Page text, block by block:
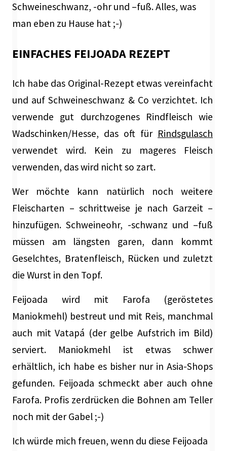
Schweineschwanz, -ohr und –fuß. Alles, was
man eben zu Hause hat ;-)
EINFACHES FEIJOADA REZEPT
Ich habe das Original-Rezept etwas vereinfacht
und auf Schweineschwanz & Co verzichtet. Ich
verwende gut durchzogenes Rindfleisch wie
Wadschinken/Hesse, das oft für Rindsgulasch
verwendet wird. Kein zu mageres Fleisch
verwenden, das wird nicht so zart.
Wer möchte kann natürlich noch weitere
Fleischarten – schrittweise je nach Garzeit –
hinzufügen. Schweineohr, -schwanz und –fuß
müssen am längsten garen, dann kommt
Geselchtes, Bratenfleisch, Rücken und zuletzt
die Wurst in den Topf.
Feijoada wird mit Farofa (geröstetes
Maniokmehl) bestreut und mit Reis, manchmal
auch mit Vatapá (der gelbe Aufstrich im Bild)
serviert. Maniokmehl ist etwas schwer
erhältlich, ich habe es bisher nur in Asia-Shops
gefunden. Feijoada schmeckt aber auch ohne
Farofa. Profis zerdrücken die Bohnen am Teller
noch mit der Gabel ;-)
Ich würde mich freuen, wenn du diese Feijoada